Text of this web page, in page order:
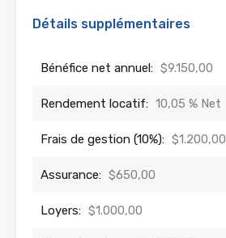
Détails supplémentaires
Bénéfice net annuel: $9.150,00
Rendement locatif: 10,05 % Net
Frais de gestion (10%): $1.200,00
Assurance: $650,00
Loyers: $1.000,00